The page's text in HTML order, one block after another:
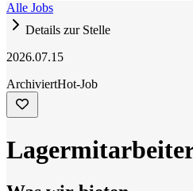
Alle Jobs
Details zur Stelle
2026.07.15
ArchiviertHot-Job